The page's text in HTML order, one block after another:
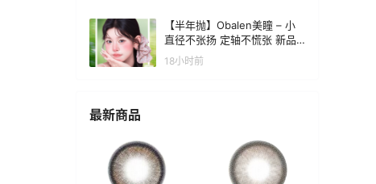
【半年抛】Obalen美瞳 – 小
直径不张扬 定轴不慌张 新品
重磅上线
18小时前
最新商品